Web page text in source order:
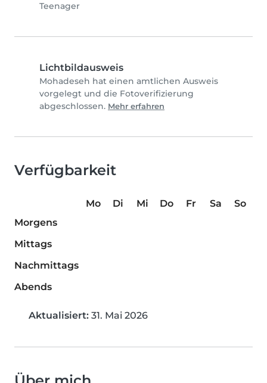
Teenager
Lichtbildausweis
Mohadeseh hat einen amtlichen Ausweis
vorgelegt und die Fotoverifizierung
abgeschlossen. Mehr erfahren
Verfügbarkeit
Mo Di Mi Do Fr Sa
So
Morgens
Mittags
Nachmittags
Abends
Aktualisiert: 31. Mai 2026